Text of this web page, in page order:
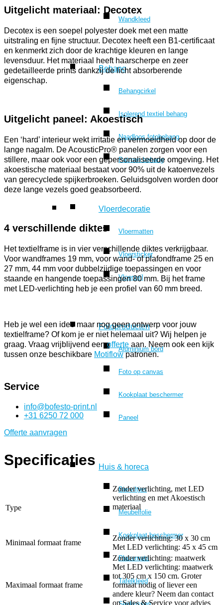
Wandkleed
Behang
Behangcirkel
Isolerend textiel behang
Naadloos fotobehang
Patroon behang
Vloerdecoratie
Vloermatten
Vloersticker
Vloerzeil
Fotoproducten
Aluminium bord
Foto op canvas
Kookplaat beschermer
Paneel
Huis & horeca
Bierviltjes
Meubelfolie
Kookplaat beschermer
Placemats
Tafelkleed
Uitgelicht materiaal: Decotex
Decotex is een soepel polyester doek met een matte
uitstraling en fijne structuur. Decotex heeft een B1-certificaat
en kenmerkt zich door de krachtige kleuren en lange
levensduur. Het materiaal heeft haarscherpe en zeer
gedetailleerde prints dankzij de licht absorberende
eigenschap.
Uitgelicht paneel: Akoestisch
Een ‘hard’ interieur wekt irritatie en vermoeidheid op door de
lange nagalm. De AcousticPro® panelen zorgen voor een
stillere, maar ook voor een gepersonaliseerde omgeving. Het
akoestische materiaal bestaat voor 90% uit de katoenvezels
van gerecyclede spijkerbroeken. Geluidsgolven worden door
deze lange vezels goed geabsorbeerd.
4 verschillende diktes
Het textielframe is in vier verschillende diktes verkrijgbaar.
Voor wandframes 19 mm, voor wand- of plafondframe 25 en
27 mm, 44 mm voor dubbelzijdige toepassingen en voor
staande en hangende toepassingen 80 mm. Bij het frame
met LED-verlichting heb je een profiel van 60 mm breed.
Heb je wel een idee maar nog geen ontwerp voor jouw
textielframe? Of kom je er niet helemaal uit? Wij helpen je
graag. Vraag vrijblijvend eenofferte aan. Neem ook een kijk
tussen onze beschikbare Motiflowpatronen.
Service
info@bofesto-print.nl
+31 6250 72 000
Offerte aanvragen
Specificaties
Type
Zonder verlichting, met LED
verlichting en met Akoestisch
materiaal
Minimaal formaat frame
Zonder verlichting: 30 x 30 cm
Met LED verlichting: 45 x 45 cm
Maximaal formaat frame
Zonder verlichting: maatwerk
Met LED verlichting: maatwerk
tot 305 cm x 150 cm. Groter
formaat nodig of liever een
andere kleur? Neem dan contact
op Sales & Service voor advies